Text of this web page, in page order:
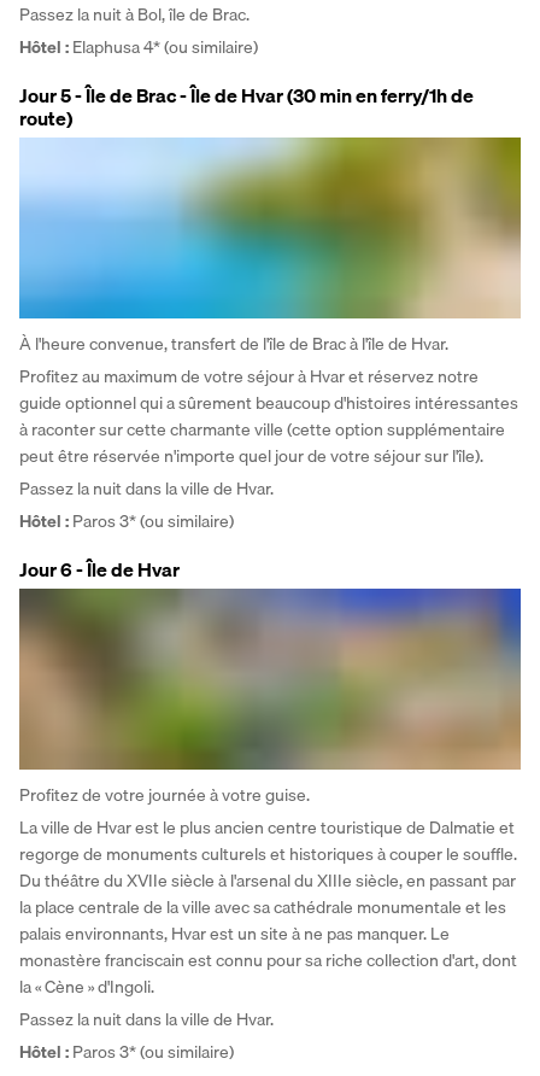
Passez la nuit à Bol, île de Brac.
Hôtel: Elaphusa 4* (ou similaire)
Jour 5 - Île de Brac - Île de Hvar (30 min en ferry/1h de
route)
À l'heure convenue, transfert de l'île de Brac à l'île de Hvar.
Profitez au maximum de votre séjour à Hvar et réservez notre
guide optionnel qui a sûrement beaucoup d'histoires intéressantes
à raconter sur cette charmante ville (cette option supplémentaire
peut être réservée n'importe quel jour de votre séjour sur l'île).
Passez la nuit dans la ville de Hvar.
Hôtel : Paros 3* (ou similaire)
Jour 6 - Île de Hvar
Profitez de votre journée à votre guise.
La ville de Hvar est le plus ancien centre touristique de Dalmatie et
regorge de monuments culturels et historiques à couper le souffle.
Du théâtre du XVIIe siècle à l'arsenal du XIIIe siècle, en passant par
la place centrale de la ville avec sa cathédrale monumentale et les
palais environnants, Hvar est un site à ne pas manquer. Le
monastère franciscain est connu pour sa riche collection d'art, dont
la « Cène » d'Ingoli.
Passez la nuit dans la ville de Hvar.
Hôtel : Paros 3* (ou similaire)